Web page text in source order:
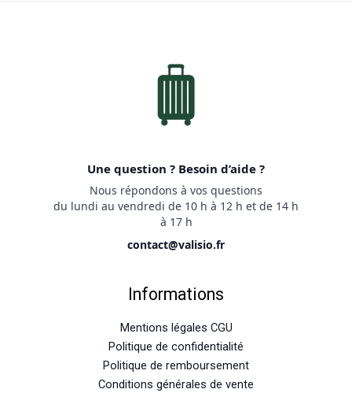
Une question ? Besoin d’aide ?
Nous répondons à vos questions
du lundi au vendredi de 10 h à 12 h et de 14 h
à 17 h
contact@valisio.fr
Informations
Mentions légales CGU
Politique de confidentialité
Politique de remboursement
Conditions générales de vente